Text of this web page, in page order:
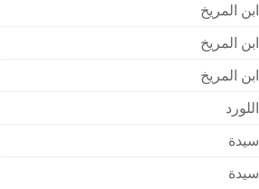
ابن المريخ
ابن المريخ
ابن المريخ
اللورد
سيدة
سيدة